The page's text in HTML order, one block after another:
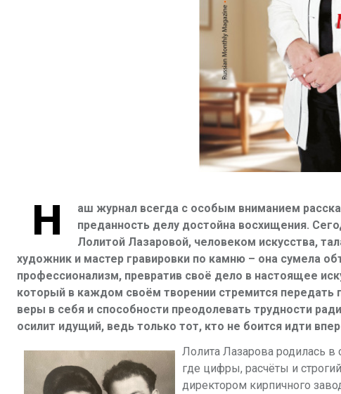
Н
аш журнал всегда с особым вниманием
преданность делу достойна восхищения.
Лолитой Лазаровой, человеком искусства,
художник и мастер гравировки по камню – она сумела
профессионализм, превратив своё дело в настоящее
который в каждом своём творении стремится передать
веры в себя и способности преодолевать трудности
осилит идущий, ведь только тот, кто не боится идти
Лолита Лазарова родилась
где цифры, расчёты и
директором кирпичного